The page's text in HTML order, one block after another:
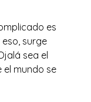
es
surge
sea el
el mundo se